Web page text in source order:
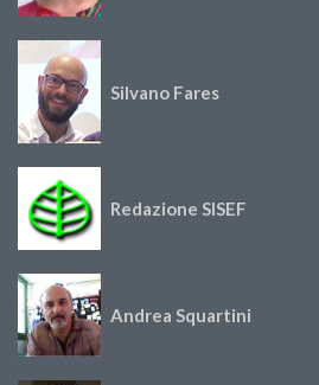
Silvano Fares
Redazione SISEF
Andrea Squartini